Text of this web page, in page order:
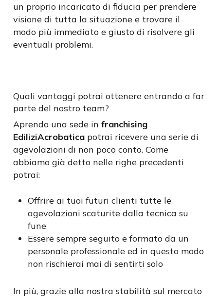
un proprio incaricato di fiducia per prendere
visione di tutta la situazione e trovare il
modo più immediato e giusto di risolvere gli
eventuali problemi.
Quali vantaggi potrai ottenere entrando a far
parte del nostro team?
Aprendo una sede in franchising
EdiliziAcrobaticapotrai ricevere una serie di
agevolazioni di non poco conto. Come
abbiamo già detto nelle righe precedenti
potrai:
Offrire ai tuoi futuri clienti tutte le
agevolazioni scaturite dalla tecnica su
fune
Essere sempre seguito e formato da un
personale professionale ed in questo modo
non rischierai mai di sentirti solo
In più, grazie alla nostra stabilità sul mercato